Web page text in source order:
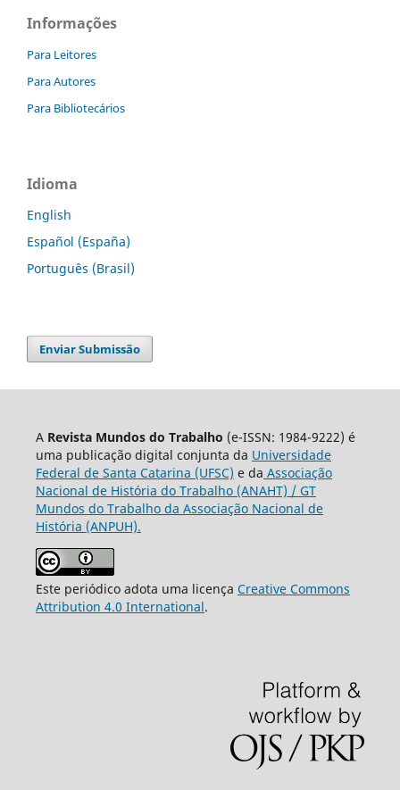
Informações
Para Leitores
Para Autores
Para Bibliotecários
Idioma
English
Español (España)
Português (Brasil)
Enviar Submissão
A Revista Mundos do Trabalho (e-ISSN: 1984-9222) é
uma publicação digital conjunta da Universidade
Federal de Santa Catarina (UFSC) e da Associação
Nacional de História do Trabalho (ANAHT) / GT
Mundos do Trabalho da Associação Nacional de
História (ANPUH).
Este periódico adota uma licença Creative Commons
Attribution 4.0 International.